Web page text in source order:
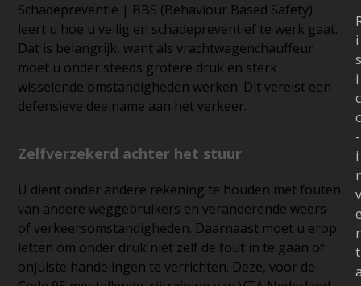
Schadepreventie | BBS (Behaviour Based Safety)
leert u hoe u veilig en schadepreventief te werk gaat.
Dat is belangrijk, want als vrachtwagenchauffeur
moet u onder steeds grotere druk en sterk
wisselende omstandigheden werken. Dit vereist een
defensieve deelname aan het verkeer.
Zelfverzekerd achter het stuur
U dient onder andere rekening te houden met fouten
van andere weggebruikers en veranderende weers-
of verkeersomstandigheden. Daarnaast moet u erop
letten om onder druk niet zelf de fout in te gaan of
onjuiste handelingen te verrichten. Deze, voor de
i
s
i
c
-
i
v
t